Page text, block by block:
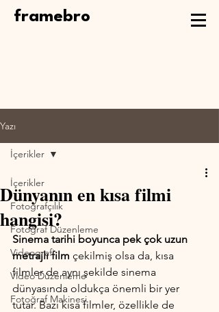
framebro
Yazı
İçerikler
Fotoğrafçılık
Fotoğraf Düzenleme
Videografi
Video Düzenleme
Fotoğraf Makinesi
İçerikler
Dünyanın en kısa filmi
hangisi?
Sinema tarihi boyunca pek çok uzun
metrajlı film çekilmiş olsa da, kısa
filmler de aynı şekilde sinema
dünyasında oldukça önemli bir yer
tutar. Bazı kısa filmler, özellikle de